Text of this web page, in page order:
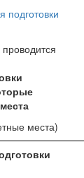
места)